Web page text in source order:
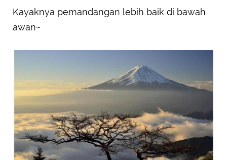
Kayaknya pemandangan lebih baik di bawah
awan~